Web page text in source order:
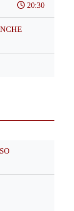
20:30